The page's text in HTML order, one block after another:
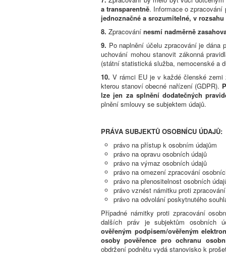
a transparentně. Informace o
jednoznačné a srozumitelné, v
8. Zpracování nesmí nadměrně
9. Po naplnění účelu zpracování je dána
uchování mohou stanovit zákonná
(státní statistická služba, nemocenské a
10. V rámci EU je v každé členské zemi
kterou stanoví obecné nařízení (GDPR).
lze jen za splnění dodatečných
plnění smlouvy se subjektem údajů.
PRÁVA SUBJEKTŮ OSOBNÍCU ÚDAJŮ:
právo na přístup k osobním údajům
právo na opravu osobních údajů
právo na výmaz osobních údajů
právo na omezení zpracování
právo na přenositelnost osobních
právo vznést námitku proti
právo na odvolání poskytnutého
Případné námitky proti zpracování
dalších práv je subjektům osobních
ověřeným podpisem/ověřeným
osoby pověřence pro ochranu
obdržení podnětu vydá stanovisko k